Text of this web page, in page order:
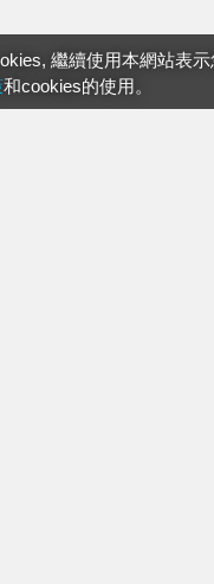
繼續使用本網站表示
和cookies的使用。